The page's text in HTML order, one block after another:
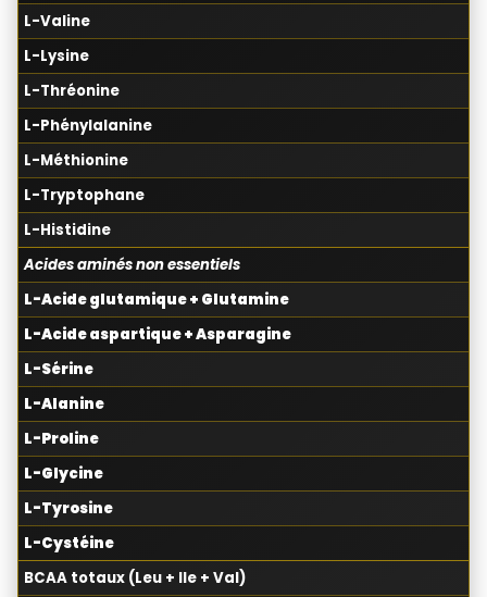
L-Valine
L-Lysine
L-Thréonine
L-Phénylalanine
L-Méthionine
L-Tryptophane
L-Histidine
Acides aminés non essentiels
L-Acide glutamique + Glutamine
L-Acide aspartique + Asparagine
L-Sérine
L-Alanine
L-Proline
L-Glycine
L-Tyrosine
L-Cystéine
BCAA totaux (Leu + Ile + Val)